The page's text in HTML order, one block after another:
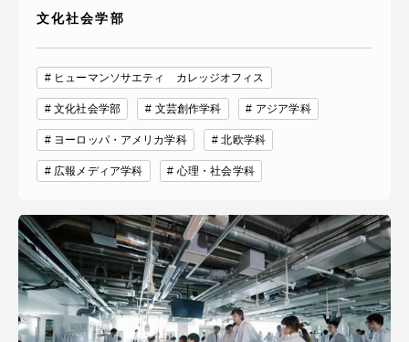
文化社会学部
ヒューマンソサエティ カレッジオフィス
文化社会学部 文芸創作学科 アジア学科
ヨーロッパ・アメリカ学科 北欧学科
広報メディア学科 心理・社会学科